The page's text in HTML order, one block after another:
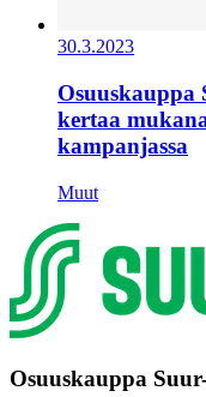
30.3.2023
Osuuskauppa
kertaa
kampanjassa
Muut
Osuuskauppa